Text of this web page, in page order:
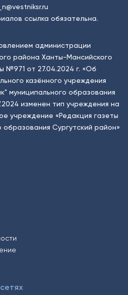
ссылка обязательна.
администрации
района Ханты-Мансийского
№971 от 27.04.2024 г. «Об
казённого учреждения
муниципального образования
изменен тип учреждения на
учреждение «Редакция газеты
образования Сургутский район»